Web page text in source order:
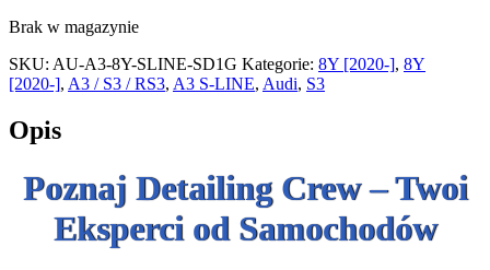
Brak w magazynie
SKU: AU-A3-8Y-SLINE-SD1G Kategorie: 8Y [2020-], 8Y
[2020-], A3 / S3 / RS3, A3 S-LINE, Audi, S3
Opis
Poznaj Detailing Crew – Twoi
Eksperci od Samochodów